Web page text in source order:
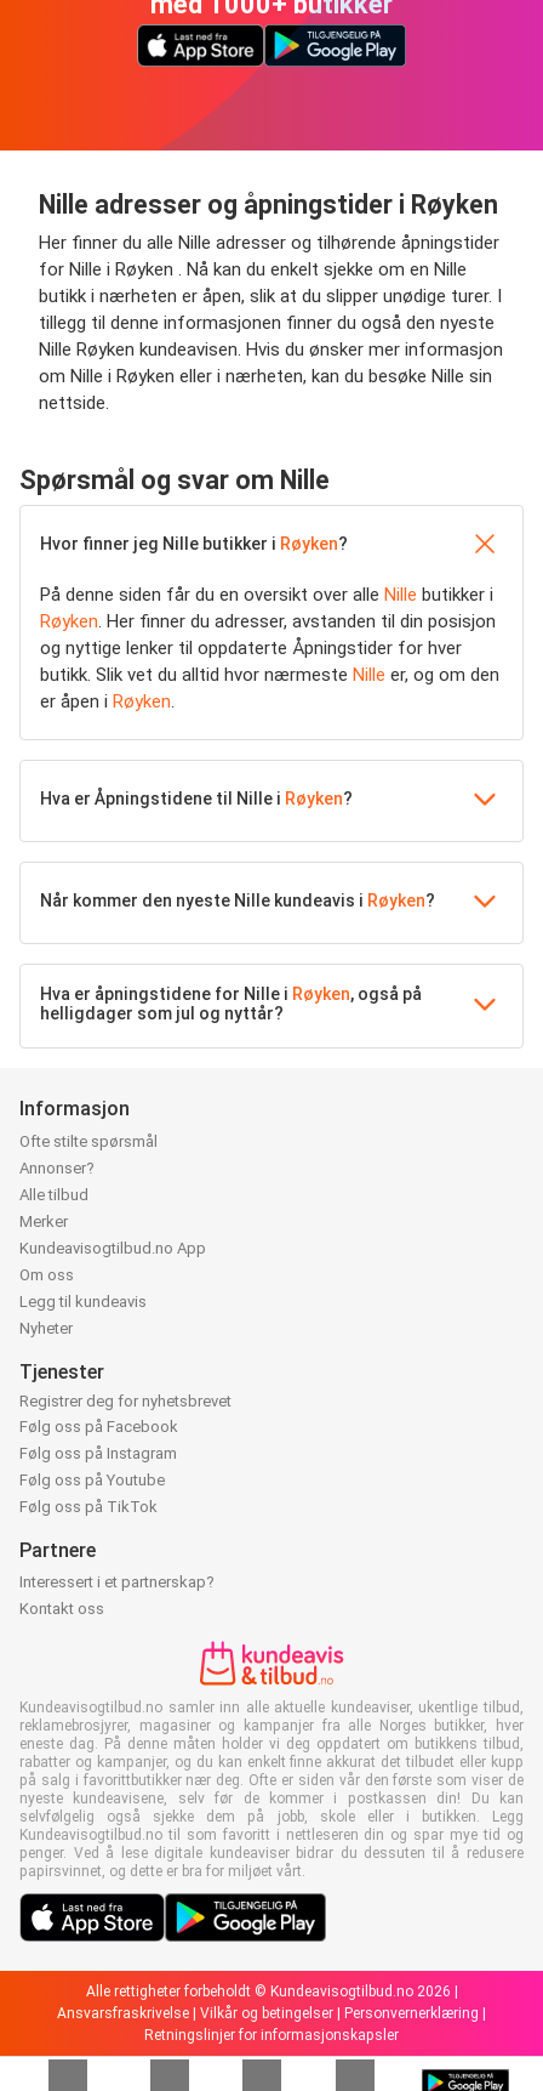
Nille adresser og åpningstider i Røyken
Her finner du alle Nille adresser og tilhørende åpningstider
for Nille i Røyken . Nå kan du enkelt sjekke om en Nille
butikk i nærheten er åpen, slik at du slipper unødige turer. I
tillegg til denne informasjonen finner du også den nyeste
Nille Røyken kundeavisen. Hvis du ønsker mer informasjon
om Nille i Røyken eller i nærheten, kan du besøke Nille sin
nettside.
Spørsmål og svar om Nille
Hvor finner jeg Nille butikker i Røyken?
På denne siden får du en oversikt over alle Nille butikker i
Røyken. Her finner du adresser, avstanden til din posisjon
og nyttige lenker til oppdaterte Åpningstider for hver
butikk. Slik vet du alltid hvor nærmeste Nille er, og om den
er åpen i Røyken.
Hva er Åpningstidene til Nille i Røyken?
Når kommer den nyeste Nille kundeavis i Røyken?
Hva er åpningstidene for Nille i Røyken, også på
helligdager som jul og nyttår?
Informasjon
Ofte stilte spørsmål
Annonser?
Alle tilbud
Merker
Kundeavisogtilbud.no App
Om oss
Legg til kundeavis
Nyheter
Tjenester
Registrer deg for nyhetsbrevet
Følg oss på Facebook
Følg oss på Instagram
Følg oss på Youtube
Følg oss på TikTok
Partnere
Interessert i et partnerskap?
Kontakt oss
Kundeavisogtilbud.no samler inn alle aktuelle kundeaviser, ukentlige tilbud,
reklamebrosjyrer, magasiner og kampanjer fra alle Norges butikker, hver
eneste dag. På denne måten holder vi deg oppdatert om butikkens tilbud,
rabatter og kampanjer, og du kan enkelt finne akkurat det tilbudet eller kupp
på salg i favorittbutikker nær deg. Ofte er siden vår den første som viser de
nyeste kundeavisene, selv før de kommer i postkassen din! Du kan
selvfølgelig også sjekke dem på jobb, skole eller i butikken. Legg
Kundeavisogtilbud.no til som favoritt i nettleseren din og spar mye tid og
penger. Ved å lese digitale kundeaviser bidrar du dessuten til å redusere
papirsvinnet, og dette er bra for miljøet vårt.
Alle rettigheter forbeholdt © Kundeavisogtilbud.no 2026 |
Ansvarsfraskrivelse
Vilkår og betingelser Personvernerklæring
Retningslinjer for informasjonskapsler